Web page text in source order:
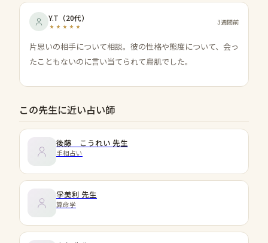
Y.T （20代） 3週間前
片思いの相手について相談。彼の性格や態度について、会っ
たこともないのに言い当てられて鳥肌でした。
この先生に近い占い師
後藤 こうれい 先生
手相占い
孚美利 先生
算命学